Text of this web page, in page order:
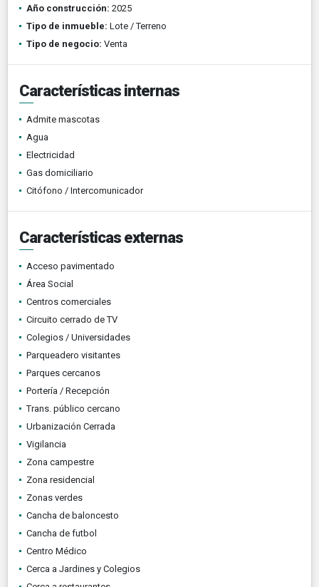
Año construcción: 2025
Tipo de inmueble: Lote / Terreno
Tipo de negocio: Venta
Características internas
Admite mascotas
Agua
Electricidad
Gas domiciliario
Citófono / Intercomunicador
Características externas
Acceso pavimentado
Área Social
Centros comerciales
Circuito cerrado de TV
Colegios / Universidades
Parqueadero visitantes
Parques cercanos
Portería / Recepción
Trans. público cercano
Urbanización Cerrada
Vigilancia
Zona campestre
Zona residencial
Zonas verdes
Cancha de baloncesto
Cancha de futbol
Centro Médico
Cerca a Jardines y Colegios